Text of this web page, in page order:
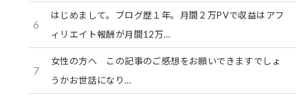
6
はじめまして。ブログ歴１年。月間２万PVで収益はアフ
ィリエイト報酬が月間12万…
7
女性の方へ この記事のご感想をお願いできますでしょ
うかお世話になり…